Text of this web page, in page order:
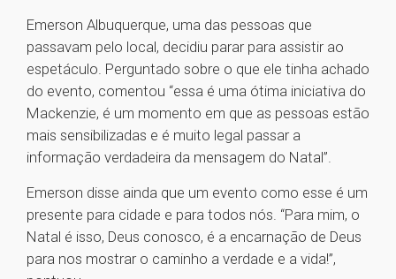
Emerson Albuquerque, uma das pessoas que
passavam pelo local, decidiu parar para assistir ao
espetáculo. Perguntado sobre o que ele tinha achado
do evento, comentou “essa é uma ótima iniciativa do
Mackenzie, é um momento em que as pessoas estão
mais sensibilizadas e é muito legal passar a
informação verdadeira da mensagem do Natal”.
Emerson disse ainda que um evento como esse é um
presente para cidade e para todos nós. “Para mim, o
Natal é isso, Deus conosco, é a encarnação de Deus
para nos mostrar o caminho a verdade e a vida!”,